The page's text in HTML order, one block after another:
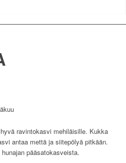
ravintokasvi mehiläisille. Kukka
antaa mettä ja siitepölyä pitkään.
pääsatokasveista.